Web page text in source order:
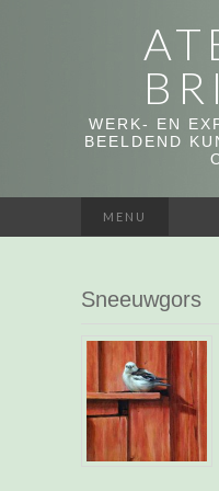
WERK- EN
BEELDEND
MENU
Sneeuwgors